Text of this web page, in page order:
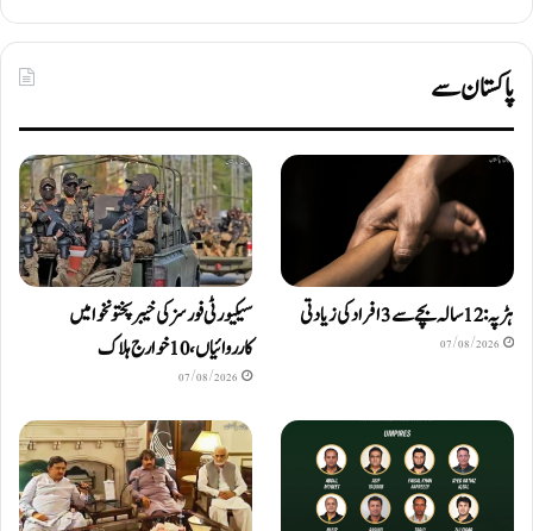
پاکستان سے
ہڑپہ: 12 سالہ بچے سے 3 افراد کی زیادتی
07/08/2026
سیکیورٹی فورسز کی خیبرپختونخوا میں
کارروائیاں، 10 خوارج ہلاک
07/08/2026